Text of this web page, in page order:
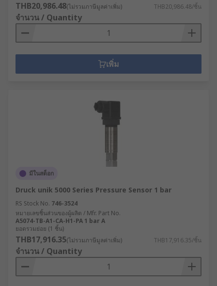
THB20,986.48(ไม่รวมภาษีมูลค่าเพิ่ม) THB20,986.48/ชิ้น
จำนวน / Quantity
เพิ่ม
มีในสต็อก
Druck unik 5000 Series Pressure Sensor 1 bar
RS Stock No. 746-3524
หมายเลขชิ้นส่วนของผู้ผลิต / Mfr. Part No.
A5074-TB-A1-CA-H1-PA 1 bar A
ยอดรวมย่อย (1 ชิ้น)
THB17,916.35(ไม่รวมภาษีมูลค่าเพิ่ม) THB17,916.35/ชิ้น
จำนวน / Quantity